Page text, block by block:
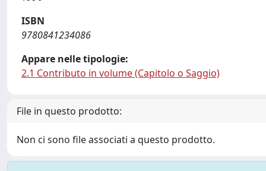
ISBN
9780841234086
Appare nelle tipologie:
2.1 Contributo in volume (Capitolo o Saggio)
File in questo prodotto:
Non ci sono file associati a questo prodotto.